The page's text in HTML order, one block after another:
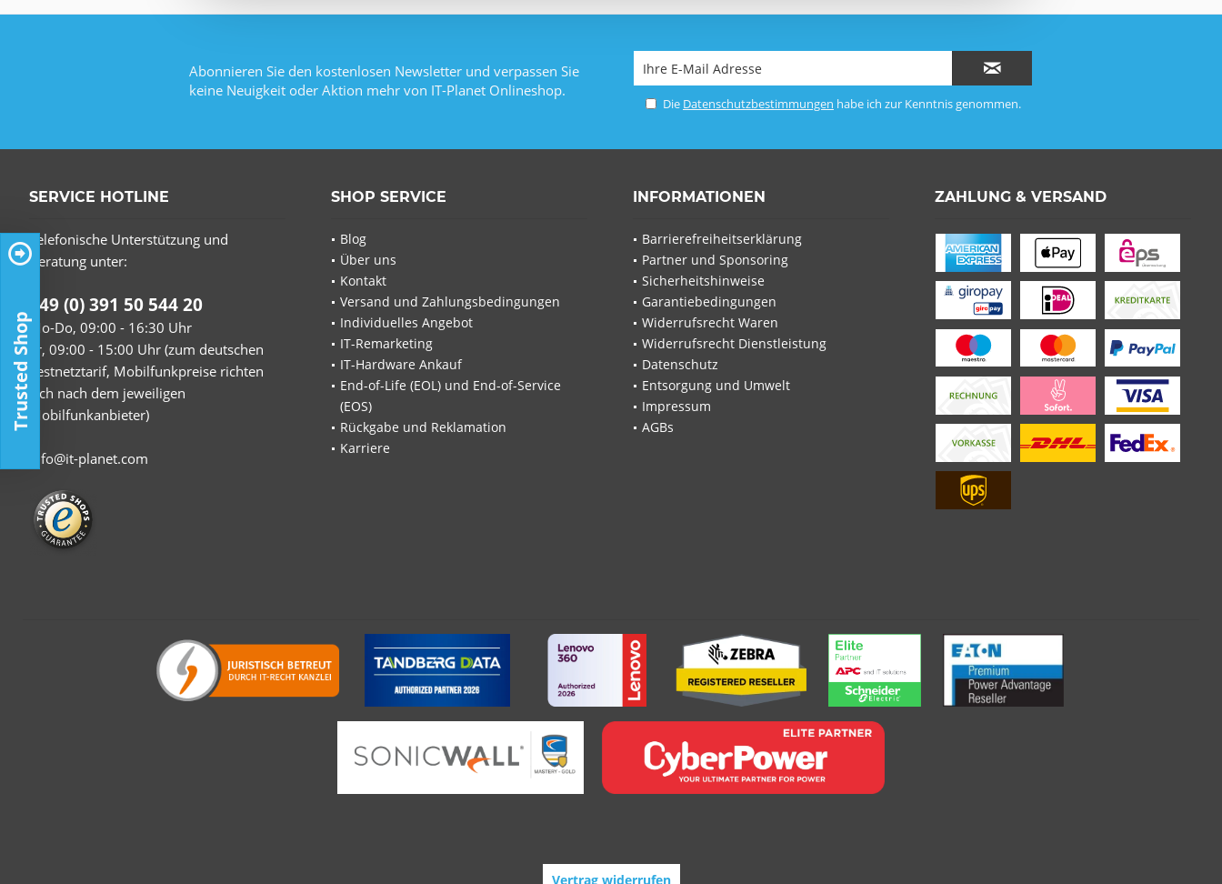
Abonnieren Sie den kostenlosen Newsletter und verpassen Sie
keine Neuigkeit oder Aktion mehr von IT-Planet Onlineshop.
Die Datenschutzbestimmungen habe ich zur Kenntnis genommen.
SERVICE HOTLINE
Telefonische Unterstützung und
Beratung unter:
+49 (0) 391 50 544 20
Mo-Do, 09:00 - 16:30 Uhr
Fr, 09:00 - 15:00 Uhr (zum deutschen
Festnetztarif, Mobilfunkpreise richten
sich nach dem jeweiligen
Mobilfunkanbieter)
info@it-planet.com
SHOP SERVICE
Blog
Über uns
Kontakt
Versand und Zahlungsbedingungen
Individuelles Angebot
IT-Remarketing
IT-Hardware Ankauf
End-of-Life (EOL) und End-of-Service
(EOS)
Rückgabe und Reklamation
Karriere
INFORMATIONEN
Barrierefreiheitserklärung
Partner und Sponsoring
Sicherheitshinweise
Garantiebedingungen
Widerrufsrecht Waren
Widerrufsrecht Dienstleistung
Datenschutz
Entsorgung und Umwelt
Impressum
AGBs
ZAHLUNG & VERSAND
Vertrag widerrufen
Trusted Shop